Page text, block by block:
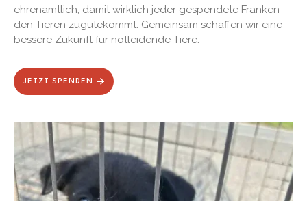
ehrenamtlich, damit wirklich jeder gespendete Franken
den Tieren zugutekommt. Gemeinsam schaffen wir eine
bessere Zukunft für notleidende Tiere.
JETZT SPENDEN